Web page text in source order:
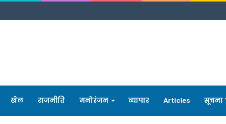
खेल राजनीति मनोरंजन व्यापार Articles सूचना